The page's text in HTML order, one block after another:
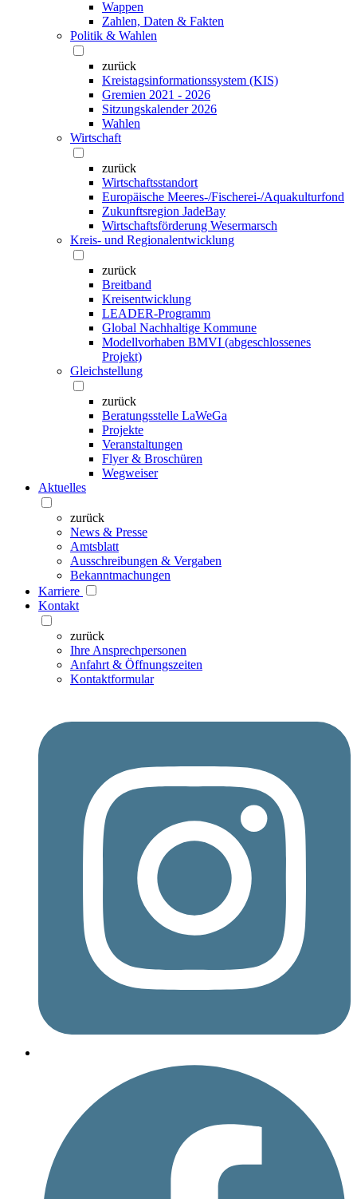
Wappen
Zahlen, Daten & Fakten
Politik & Wahlen
zurück
Kreistagsinformationssystem (KIS)
Gremien 2021 - 2026
Sitzungskalender 2026
Wahlen
Wirtschaft
zurück
Wirtschaftsstandort
Europäische Meeres-/Fischerei-/Aquakulturfond
Zukunftsregion JadeBay
Wirtschaftsförderung Wesermarsch
Kreis- und Regionalentwicklung
zurück
Breitband
Kreisentwicklung
LEADER-Programm
Global Nachhaltige Kommune
Modellvorhaben BMVI (abgeschlossenes
Projekt)
Gleichstellung
zurück
Beratungsstelle LaWeGa
Projekte
Veranstaltungen
Flyer & Broschüren
Wegweiser
Aktuelles
zurück
News & Presse
Amtsblatt
Ausschreibungen & Vergaben
Bekanntmachungen
Karriere
Kontakt
zurück
Ihre Ansprechpersonen
Anfahrt & Öffnungszeiten
Kontaktformular